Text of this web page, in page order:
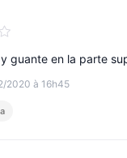
5
2020 à 16h45
guante en la parte